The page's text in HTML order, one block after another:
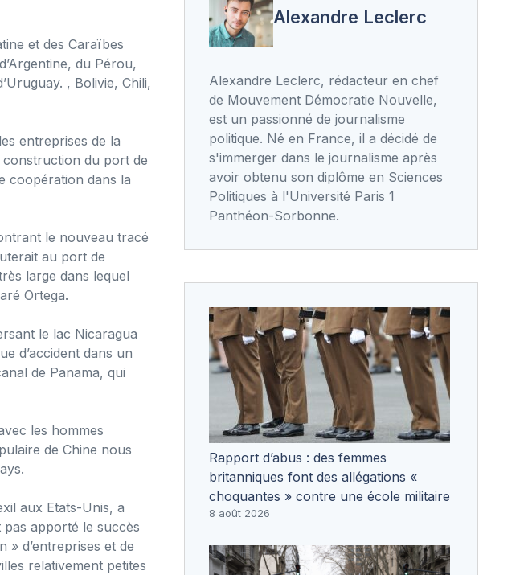
et des Caraïbes
du Pérou,
, Bolivie, Chili,
entreprises de la
du port de
coopération dans la
le nouveau tracé
au port de
large dans lequel
Ortega.
le lac Nicaragua
d’accident dans un
de Panama, qui
les hommes
de Chine nous
aux Etats-Unis, a
pas apporté le succès
» d’entreprises et de
relativement petites
Alexandre Leclerc
Alexandre Leclerc, rédacteur en chef
de Mouvement Démocratie Nouvelle,
est un passionné de journalisme
politique. Né en France, il a décidé de
s'immerger dans le journalisme après
avoir obtenu son diplôme en Sciences
Politiques à l'Université Paris 1
Panthéon-Sorbonne.
Rapport d’abus : des femmes
britanniques font des allégations «
choquantes » contre une école militaire
8 août 2026